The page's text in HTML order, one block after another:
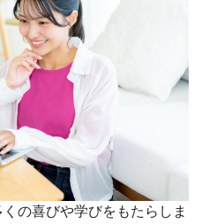
の喜びや学びをもたらしま